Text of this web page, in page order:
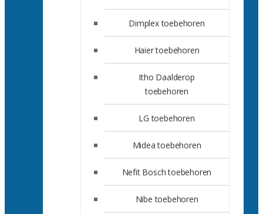
Dimplex toebehoren
Haier toebehoren
Itho Daalderop
toebehoren
LG toebehoren
Midea toebehoren
Nefit Bosch toebehoren
Nibe toebehoren